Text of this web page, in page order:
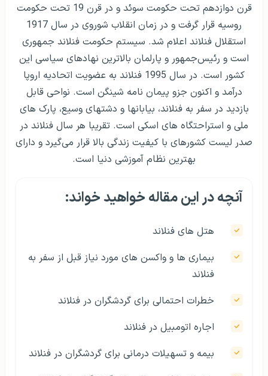
قرن دوازدهم تحت حکومت سوئد و در قرن 19 تحت حکومت
روسیه قرار گرفت و در زمان انقلاب شوروی در سال 1917
استقلال فنلاند اعلام شد. سیستم حکومت فنلاند جمهوری
است و رئیس‌جمهور و پارلمان بالا‌ترین نهادهای سیاسی این
کشور است. در سال 1995 فنلاند به عضویت اتحادیه اروپا
در‌آمد و اکنون جزو پیمان نامه شینگن است. نواحی قابل
بازدید در سفر به فنلاند، بیابان­ها و دشت­های وسیع، پارک های
ملی و استراحتگاه های اسکی است. تقریبا هر سال فنلاند در
صدر لیست کشورهای با کیفیت زندگی بالا قرار می‌گیرد و دارای
بهترین نظام آموزشی دنیا است.
آنچه در این مقاله خواهید خواند:
هتل های فنلاند
بیماری ها و واکسن های مورد نیاز قبل از سفر به
فنلاند
خطرات احتمالی برای گردشگران در فنلاند
اجاره اتومبیل در فنلاند
بیمه و تسهیلات درمانی برای گردشگران در فنلاند